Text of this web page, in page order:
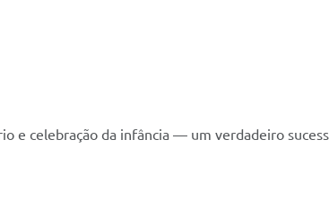
e celebração da infância — um verdadeiro